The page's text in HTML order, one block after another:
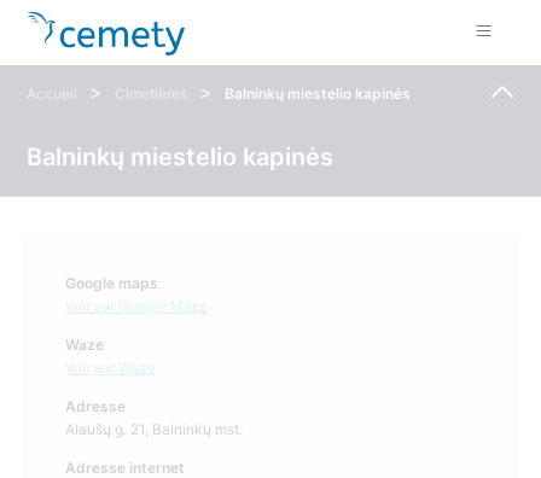
Accueil > Cimetières > Balninkų miestelio kapinės
Balninkų miestelio kapinės
Google maps
Voir sur Google Maps
Waze
Voir sur Waze
Adresse
Alaušų g. 21, Balninkų mst.
Adresse internet